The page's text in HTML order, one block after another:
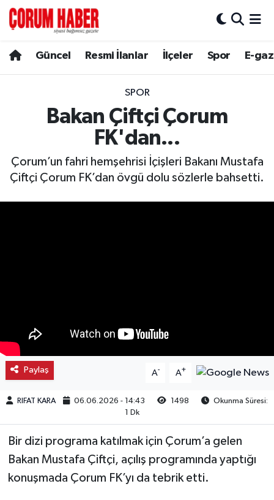
Güncel Resmi İlanlar İlçeler Spor E-
SPOR
Bakan Çiftçi Çorum
FK'dan...
Çorum’un fahri hemşehrisi İçişleri Bakanı Mustafa
Çiftçi Çorum FK’dan övgü dolu sözlerle bahsetti.
Paylaş A- A+
RIFAT KARA 06.06.2026 - 14:43 1498
Okunma Süresi:
1 Dk
Bir dizi programa katılmak için Çorum’a gelen
Bakan Mustafa Çiftçi, açılış programında yaptığı
konuşmada Çorum FK’yı da tebrik etti.
Spor
Resmi İlanlar
Bayat
Boğazkale
Laçin
Mecitözü
Osmancık
Sungurlu
Hava Durumu
Çorum Namaz Vakitleri
Trafik Durumu
Süper Lig Puan Durumu ve Fikstür
Tüm Manşetler